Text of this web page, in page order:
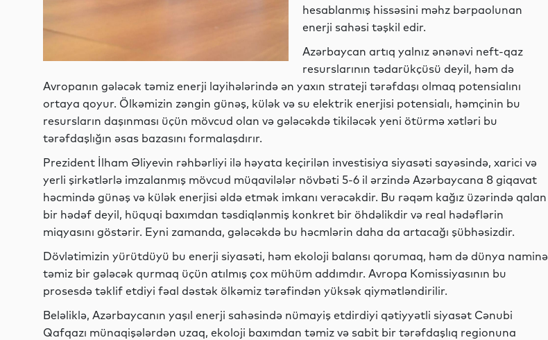
hesablanmış hissəsini məhz bərpaolunan
enerji sahəsi təşkil edir.
Azərbaycan artıq yalnız ənənəvi neft-qaz
resurslarının tədarükçüsü deyil, həm də
Avropanın gələcək təmiz enerji layihələrində ən yaxın strateji tərəfdaşı olmaq potensialını
ortaya qoyur. Ölkəmizin zəngin günəş, külək və su elektrik enerjisi potensialı, həmçinin bu
resursların daşınması üçün mövcud olan və gələcəkdə tikiləcək yeni ötürmə xətləri bu
tərəfdaşlığın əsas bazasını formalaşdırır.
Prezident İlham Əliyevin rəhbərliyi ilə həyata keçirilən investisiya siyasəti sayəsində, xarici və
yerli şirkətlərlə imzalanmış mövcud müqavilələr növbəti 5-6 il ərzində Azərbaycana 8 giqavat
həcmində günəş və külək enerjisi əldə etmək imkanı verəcəkdir. Bu rəqəm kağız üzərində qalan
bir hədəf deyil, hüquqi baxımdan təsdiqlənmiş konkret bir öhdəlikdir və real hədəflərin
miqyasını göstərir. Eyni zamanda, gələcəkdə bu həcmlərin daha da artacağı şübhəsizdir.
Dövlətimizin yürütdüyü bu enerji siyasəti, həm ekoloji balansı qorumaq, həm də dünya naminə
təmiz bir gələcək qurmaq üçün atılmış çox mühüm addımdır. Avropa Komissiyasının bu
prosesdə təklif etdiyi fəal dəstək ölkəmiz tərəfindən yüksək qiymətləndirilir.
Beləliklə, Azərbaycanın yaşıl enerji sahəsində nümayiş etdirdiyi qətiyyətli siyasət Cənubi
Qafqazı münaqişələrdən uzaq, ekoloji baxımdan təmiz və sabit bir tərəfdaşlıq regionuna